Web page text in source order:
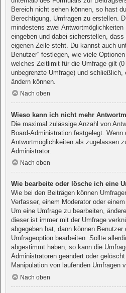
Bereich nicht sehen können, so hast
Berechtigung, Umfragen zu erstellen.
mindestens zwei
eingeben und dabei sicherstellen,
eigenen Zeile steht. Du kannst auch
Benutzer“ festlegen, wie viele
welches Zeitlimit für die Umfrage gilt
unbegrenzte Umfrage) und
ändern können.
Nach oben
Wieso kann ich nicht mehr
Die maximal zulässige Anzahl von
Board-Administration festgelegt. Wenn
Antwortmöglichkeiten als zugelassen
Administrator.
Nach oben
Wie bearbeite oder lösche ich eine
Wie bei den Beiträgen können
Verfasser, einem Moderator oder
Um eine Umfrage zu bearbeiten,
dieser ist immer mit der Umfrage
abgegeben hat, dann können
Umfrageoption bearbeiten. Sollte
abgestimmt haben, so kann die
Administratoren geändert oder
Manipulation von laufenden Umfragen
Nach oben